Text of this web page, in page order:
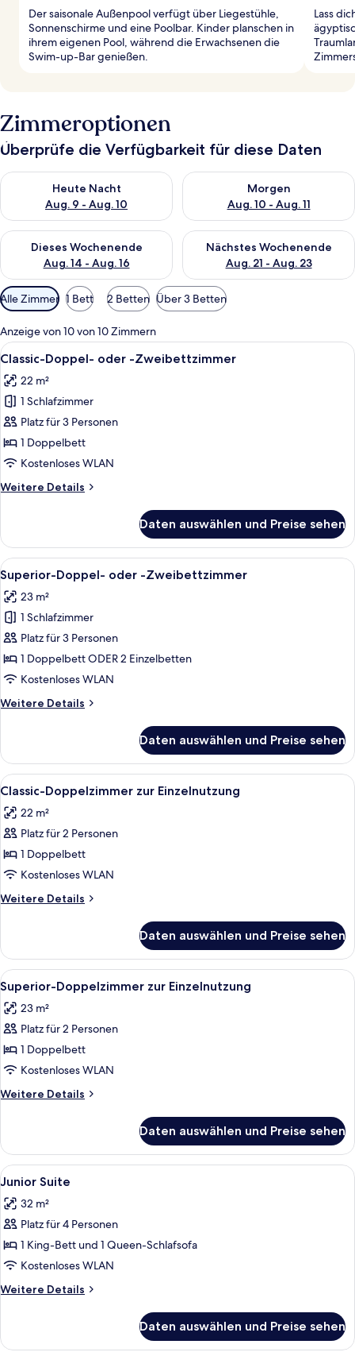
Der saisonale Außenpool verfügt über Liegestühle,
Sonnenschirme und eine Poolbar. Kinder planschen in
ihrem eigenen Pool, während die Erwachsenen die
Swim-up-Bar genießen.
Lass
Zimmeroptionen
Überprüfe die Verfügbarkeit für diese Daten
Heute Nacht
Aug. 9 - Aug. 10
Überprüfe die Verfügbarkeit für heute Nacht, Aug. 9 - Aug.
Morgen
Aug. 10 - Aug. 11
Überprüfe die Verfügbarkeit
Dieses Wochenende
Aug. 14 - Aug. 16
Überprüfe die Verfügbarkeit für dieses Wochenende, Aug. 14
Nächstes Wochenende
Aug. 21 - Aug. 23
Überprüfe die Verfügbarkeit
Verfügbare
Filter
für
Zimmer
Alle Zimmer 1 Bett 2 Betten Über 3 Betten
Anzeige von 10 von 10 Zimmern
Alle
Fotos
für
Classic-
Doppel-
oder
-
anzeigen
Ein Hotelzimmer mit einem großen
6
Classic-Doppel- oder -Zweibettzimmer
22 m²
1 Schlafzimmer
Platz für 3 Personen
1 Doppelbett
Kostenloses WLAN
Weitere Details
Weitere
Doppel-
oder
-
Zweibettzimmer
Daten auswählen und Preise sehen
Alle
Fotos
für
Superior-
Doppel-
oder
-
anzeigen
Ein Hotelzimmer mit einem
15
Superior-Doppel- oder -Zweibettzimmer
23 m²
1 Schlafzimmer
Platz für 3 Personen
1 Doppelbett ODER 2 Einzelbetten
Kostenloses WLAN
Weitere Details
Weitere
Doppel-
oder
-
Zweibettzimmer
Daten auswählen und Preise sehen
Alle
Fotos
für
Classic-
Doppelzimmer
zur
Einzelnutzung
anzeigen
Ein Hotelzimmer mit einem großen
7
Classic-Doppelzimmer zur Einzelnutzung
22 m²
Platz für 2 Personen
1 Doppelbett
Kostenloses WLAN
Weitere Details
Weitere
Doppelzimmer
zur
Einzelnutzung
Daten auswählen und Preise sehen
Alle
Fotos
für
Superior-
Doppelzimmer
zur
Einzelnutzung
anzeigen
Ein Hotelzimmer mit einem
15
Superior-Doppelzimmer zur Einzelnutzung
23 m²
Platz für 2 Personen
1 Doppelbett
Kostenloses WLAN
Weitere Details
Weitere
Doppelzimmer
zur
Einzelnutzung
Daten auswählen und Preise sehen
Alle
Fotos
für
Junior
Suite
anzeigen
Ein Hotelzimmer mit Bett,
18
Junior Suite
32 m²
Platz für 4 Personen
1 King-Bett und 1 Queen-Schlafsofa
Kostenloses WLAN
Weitere Details
Weitere
Suite
Daten auswählen und Preise sehen